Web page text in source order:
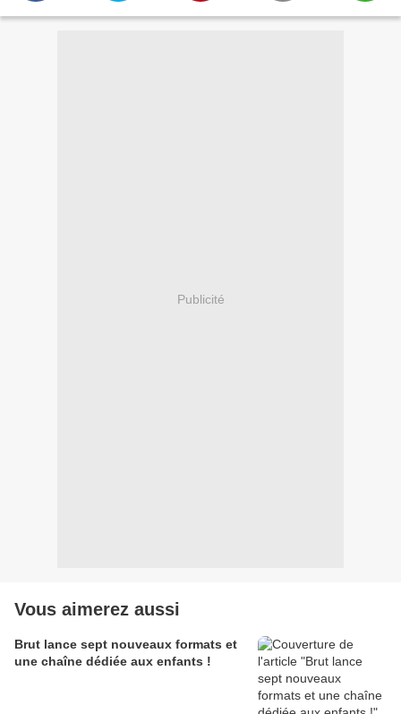
Publicité
Vous aimerez aussi
Brut lance sept nouveaux formats et
une chaîne dédiée aux enfants !